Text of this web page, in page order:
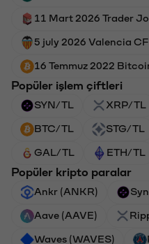
11 Mart 2026 Trader
5 july 2026 Valencia
16 Temmuz 2022
Popüler işlem çiftleri
SYN/TL XRP/TL
BTC/TL STG/TL
GAL/TL ETH/TL
Popüler kripto paralar
Ankr (ANKR)
Aave (AAVE)
Waves (WAVES)